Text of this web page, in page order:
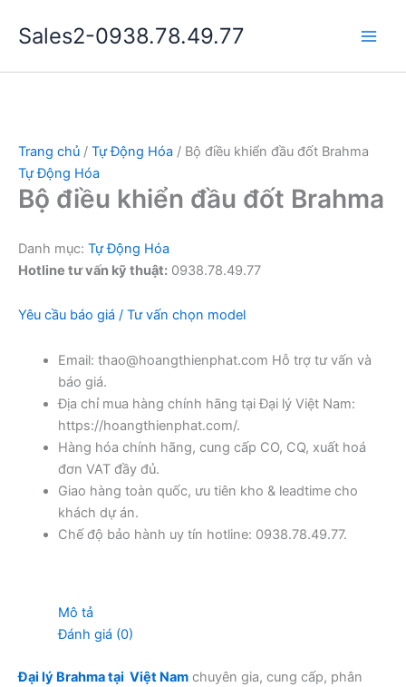
dung
Sales2-0938.78.49.77
Trang chủ / Tự Động Hóa / Bộ điều khiển đầu đốt Brahma
Tự Động Hóa
Bộ điều khiển đầu đốt Brahma
Danh mục: Tự Động Hóa
Hotline tư vấn kỹ thuật: 0938.78.49.77
Yêu cầu báo giá / Tư vấn chọn model
Email: thao@hoangthienphat.com Hỗ trợ tư vấn và
báo giá.
Địa chỉ mua hàng chính hãng tại Đại lý Việt Nam:
https://hoangthienphat.com/.
Hàng hóa chính hãng, cung cấp CO, CQ, xuất hoá
đơn VAT đầy đủ.
Giao hàng toàn quốc, ưu tiên kho & leadtime cho
khách dự án.
Chế độ bảo hành uy tín hotline: 0938.78.49.77.
Mô tả
Đánh giá (0)
Đại lý Brahma tại Việt Nam chuyên gia, cung cấp, phân